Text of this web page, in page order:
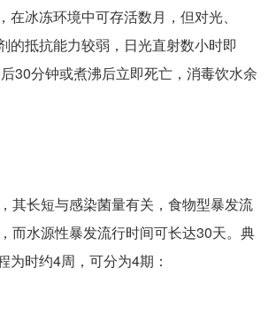
在冰冻环境中可存活数月，但对光、
的抵抗能力较弱，日光直射数小时即
30分钟或煮沸后立即死亡，消毒饮水余
其长短与感染菌量有关，食物型暴发流
而水源性暴发流行时间可长达30天。典
为时约4周，可分为4期：